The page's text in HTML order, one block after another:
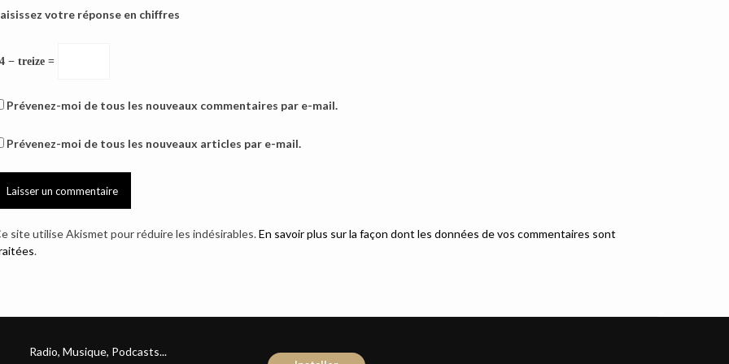
votre réponse en chiffres
− treize =
Prévenez-moi de tous les nouveaux commentaires par e-mail.
Prévenez-moi de tous les nouveaux articles par e-mail.
site utilise Akismet pour réduire les indésirables.En savoir plus sur la façon dont les données de vos commentaires sont
.
Radio, Musique, Podcasts...